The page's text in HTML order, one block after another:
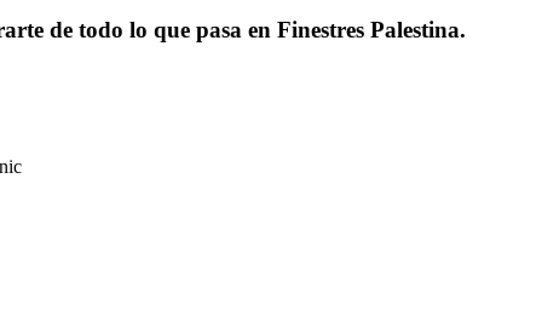
de todo lo que pasa en Finestres Palestina.